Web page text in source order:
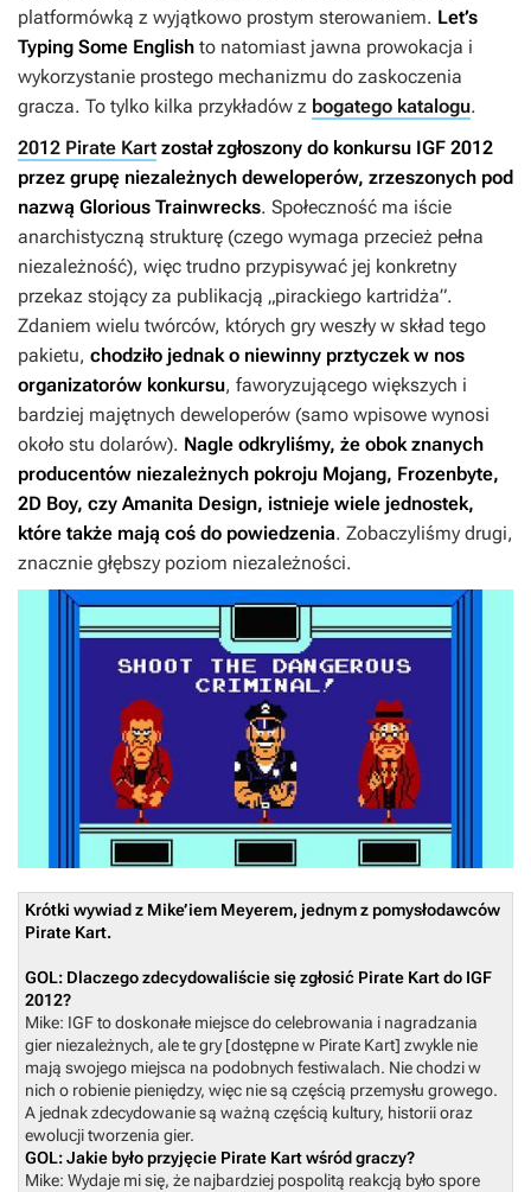
platformówką z wyjątkowo prostym sterowaniem. Let’s
Typing Some English to natomiast jawna prowokacja i
wykorzystanie prostego mechanizmu do zaskoczenia
gracza. To tylko kilka przykładów z bogatego katalogu.
2012 Pirate Kart został zgłoszony do konkursu IGF 2012
przez grupę niezależnych deweloperów, zrzeszonych pod
nazwą Glorious Trainwrecks. Społeczność ma iście
anarchistyczną strukturę (czego wymaga przecież pełna
niezależność), więc trudno przypisywać jej konkretny
przekaz stojący za publikacją „pirackiego kartridża”.
Zdaniem wielu twórców, których gry weszły w skład tego
pakietu, chodziło jednak o niewinny prztyczek w nos
organizatorów konkursu, faworyzującego większych i
bardziej majętnych deweloperów (samo wpisowe wynosi
około stu dolarów). Nagle odkryliśmy, że obok znanych
producentów niezależnych pokroju Mojang, Frozenbyte,
2D Boy, czy Amanita Design, istnieje wiele jednostek,
które także mają coś do powiedzenia. Zobaczyliśmy drugi,
znacznie głębszy poziom niezależności.
Krótki wywiad z Mike’iem Meyerem, jednym z pomysłodawców
Pirate Kart.
GOL: Dlaczego zdecydowaliście się zgłosić Pirate Kart do IGF
2012?
Mike: IGF to doskonałe miejsce do celebrowania i nagradzania
gier niezależnych, ale te gry [dostępne w Pirate Kart] zwykle nie
mają swojego miejsca na podobnych festiwalach. Nie chodzi w
nich o robienie pieniędzy, więc nie są częścią przemysłu growego.
A jednak zdecydowanie są ważną częścią kultury, historii oraz
ewolucji tworzenia gier.
GOL: Jakie było przyjęcie Pirate Kart wśród graczy?
Mike: Wydaje mi się, że najbardziej pospolitą reakcją było spore